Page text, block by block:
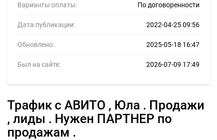
Варианты оплаты: По договоренности
Дата публикации: 2022-04-25 09:56
Обновлено: 2025-05-18 16:47
Был на сайте: 2026-07-09 17:49
Трафик с АВИТО , Юла . Продажи
, лиды . Нужен ПАРТНЕР по
продажам .